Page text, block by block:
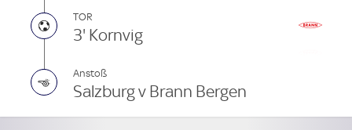
TOR
3' Kornvig
Anstoß
Salzburg v Brann Bergen